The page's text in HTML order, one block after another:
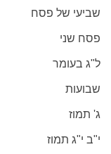
שביעי של פסח
פסח שני
ל"ג בעומר
שבועות
ג' תמוז
י"ב י"ג תמוז